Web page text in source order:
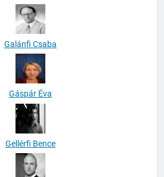
Galánfi Csaba
Gáspár Éva
Gellérfi Bence